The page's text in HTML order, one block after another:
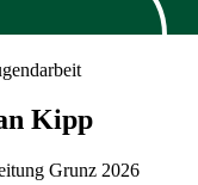
Kipp
Grunz 2026